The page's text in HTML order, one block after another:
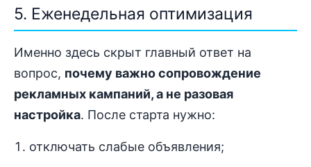
5. Еженедельная оптимизация
Именно здесь скрыт главный ответ на
вопрос, почему важно сопровождение
рекламных кампаний, а не разовая
настройка. После старта нужно:
отключать слабые объявления;